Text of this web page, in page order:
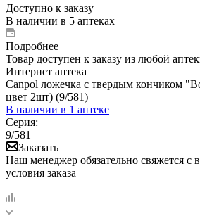
Доступно к заказу
В наличии в 5 аптеках
Подробнее
Товар доступен к заказу из любой
Интернет аптека
Canpol ложечка с твердым кончиком
цвет 2шт) (9/581)
В наличии в 1 аптеке
Серия:
9/581
Заказать
Наш менеджер обязательно свяжется с
условия заказа